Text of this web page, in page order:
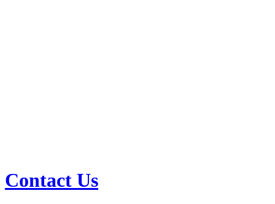
Contact Us